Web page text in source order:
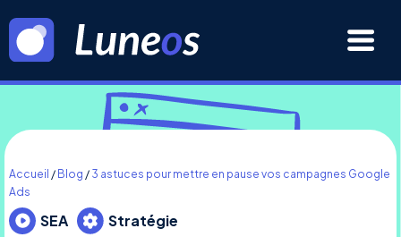
Accueil / Blog / 3 astuces pour mettre en pause vos campagnes Google
Ads
SEA
Stratégie